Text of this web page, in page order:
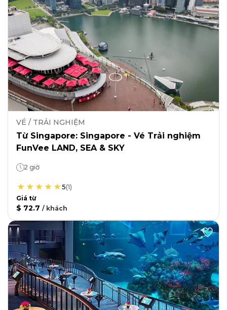
VÉ / TRẢI NGHIỆM
Từ Singapore: Singapore - Vé Trải nghiệm
FunVee LAND, SEA & SKY
2 giờ
5(1)
Giá từ
$ 72.7 / khách